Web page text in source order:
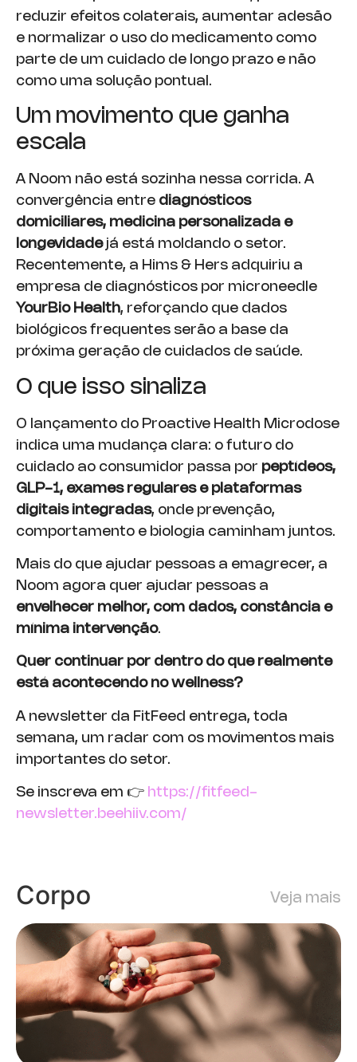
reduzir efeitos colaterais, aumentar adesão
e normalizar o uso do medicamento como
parte de um cuidado de longo prazo e não
como uma solução pontual.
Um movimento que ganha
escala
A Noom não está sozinha nessa corrida. A
convergência entre diagnósticos
domiciliares, medicina personalizada e
longevidadejá está moldando o setor.
Recentemente, a Hims & Hers adquiriu a
empresa de diagnósticos por microneedle
YourBio Health, reforçando que dados
biológicos frequentes serão a base da
próxima geração de cuidados de saúde.
O que isso sinaliza
O lançamento do Proactive Health Microdose
indica uma mudança clara: o futuro do
cuidado ao consumidor passa por peptídeos,
GLP-1, exames regulares e plataformas
digitais integradas, onde prevenção,
comportamento e biologia caminham juntos.
Mais do que ajudar pessoas a emagrecer, a
Noom agora quer ajudar pessoas a
envelhecer melhor, com dados, constância e
mínima intervenção.
Quer continuar por dentro do que realmente
está acontecendo no wellness?
A newsletter da FitFeed entrega, toda
semana, um radar com os movimentos mais
importantes do setor.
Se inscreva em 👉 https://fitfeed-
newsletter.beehiiv.com/
Corpo Veja mais